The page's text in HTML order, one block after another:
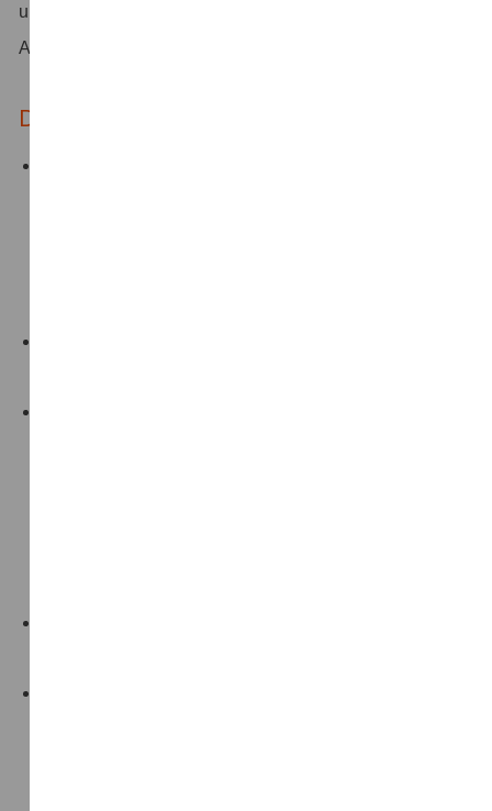
und arbeitest eng mit internen Teams sowie externen
Auditoren zusammen.
Das bringst du mit